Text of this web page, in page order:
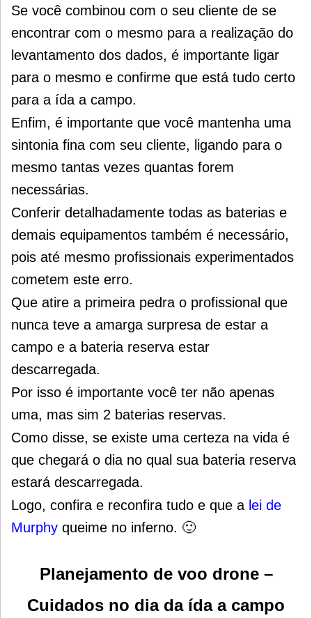
Se você combinou com o seu cliente de se
encontrar com o mesmo para a realização do
levantamento dos dados, é importante ligar
para o mesmo e confirme que está tudo certo
para a ída a campo.
Enfim, é importante que você mantenha uma
sintonia fina com seu cliente, ligando para o
mesmo tantas vezes quantas forem
necessárias.
Conferir detalhadamente todas as baterias e
demais equipamentos também é necessário,
pois até mesmo profissionais experimentados
cometem este erro.
Que atire a primeira pedra o profissional que
nunca teve a amarga surpresa de estar a
campo e a bateria reserva estar
descarregada.
Por isso é importante você ter não apenas
uma, mas sim 2 baterias reservas.
Como disse, se existe uma certeza na vida é
que chegará o dia no qual sua bateria reserva
estará descarregada.
Logo, confira e reconfira tudo e que a lei de
Murphy queime no inferno. 🙂
Planejamento de voo drone –
Cuidados no dia da ída a campo